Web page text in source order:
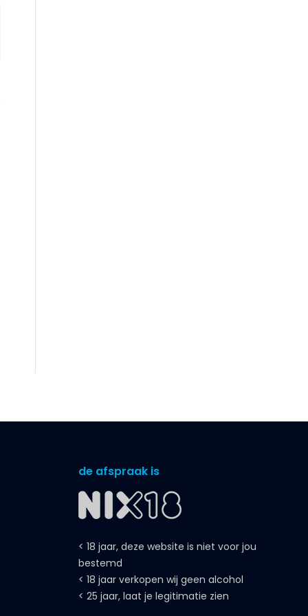
de afspraak is
< 18 jaar, deze website is niet voor jou
bestemd
< 18 jaar verkopen wij geen alcohol
< 25 jaar, laat je legitimatie zien